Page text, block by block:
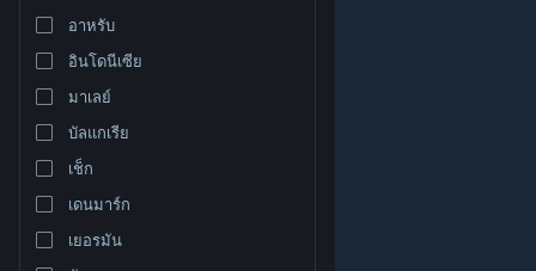
ชมเว็บไซต์สำหรับเดสก์ท็อป
อาหรับ
อินโดนีเซีย
มาเลย์
บัลแกเรีย
เช็ก
เดนมาร์ก
เยอรมัน